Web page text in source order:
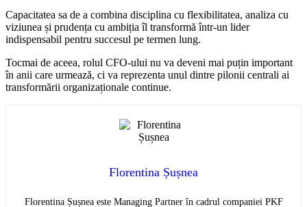
Capacitatea sa de a combina disciplina cu flexibilitatea, analiza cu
viziunea și prudența cu ambiția îl transformă într-un lider
indispensabil pentru succesul pe termen lung.
Tocmai de aceea, rolul CFO-ului nu va deveni mai puțin important
în anii care urmează, ci va reprezenta unul dintre pilonii centrali ai
transformării organizaționale continue.
Florentina Șușnea
Florentina Șușnea este Managing Partner în cadrul companiei PKF